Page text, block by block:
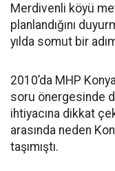
Merdivenli köyü
planlandığını
yılda somut bir
2010’da MHP
soru önergesinde
ihtiyacına dikkat
arasında neden
taşımıştı.